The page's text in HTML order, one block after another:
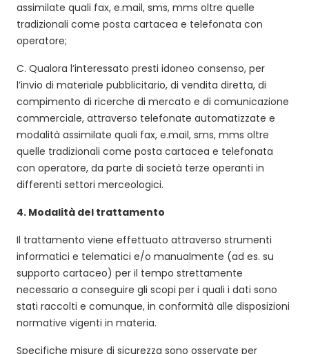
assimilate quali fax, e.mail, sms, mms oltre quelle
tradizionali come posta cartacea e telefonata con
operatore;
C. Qualora l’interessato presti idoneo consenso, per
l’invio di materiale pubblicitario, di vendita diretta, di
compimento di ricerche di mercato e di comunicazione
commerciale, attraverso telefonate automatizzate e
modalità assimilate quali fax, e.mail, sms, mms oltre
quelle tradizionali come posta cartacea e telefonata
con operatore, da parte di società terze operanti in
differenti settori merceologici.
4. Modalità del trattamento
Il trattamento viene effettuato attraverso strumenti
informatici e telematici e/o manualmente (ad es. su
supporto cartaceo) per il tempo strettamente
necessario a conseguire gli scopi per i quali i dati sono
stati raccolti e comunque, in conformità alle disposizioni
normative vigenti in materia.
Specifiche misure di sicurezza sono osservate per